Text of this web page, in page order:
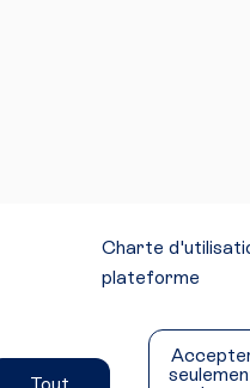
Charte
plateforme
Conditions
Accessibilité